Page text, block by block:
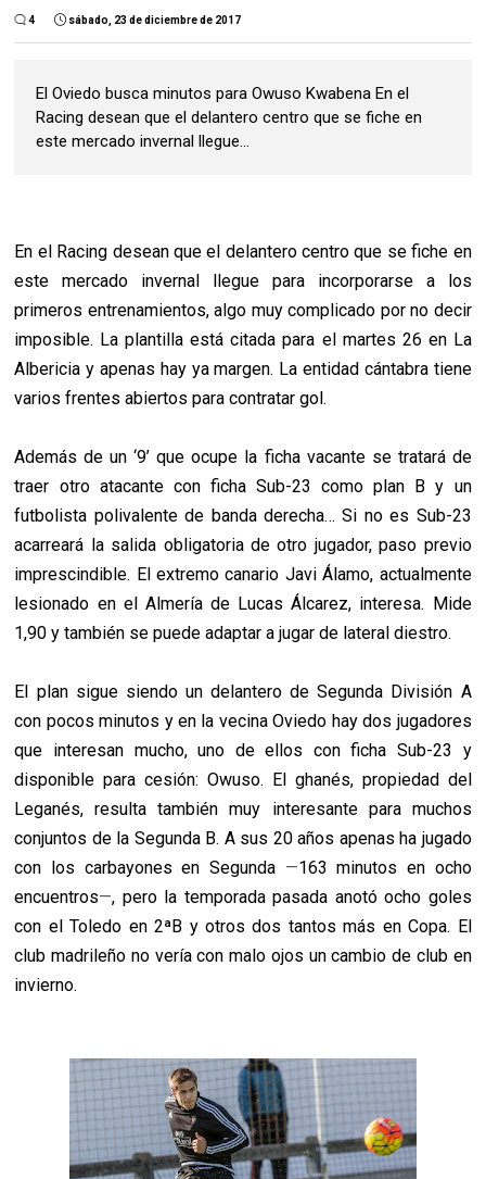
4 sábado, 23 de diciembre de 2017
El Oviedo busca minutos para Owuso Kwabena En el
Racing desean que el delantero centro que se fiche en
este mercado invernal llegue...
En el Racing desean que el delantero centro que se fiche en
este mercado invernal llegue para incorporarse a los
primeros entrenamientos, algo muy complicado por no decir
imposible. La plantilla está citada para el martes 26 en La
Albericia y apenas hay ya margen. La entidad cántabra tiene
varios frentes abiertos para contratar gol.
Además de un ‘9’ que ocupe la ficha vacante se tratará de
traer otro atacante con ficha Sub-23 como plan B y un
futbolista polivalente de banda derecha… Si no es Sub-23
acarreará la salida obligatoria de otro jugador, paso previo
imprescindible. El extremo canario Javi Álamo, actualmente
lesionado en el Almería de Lucas Álcarez, interesa. Mide
1,90 y también se puede adaptar a jugar de lateral diestro.
El plan sigue siendo un delantero de Segunda División A
con pocos minutos y en la vecina Oviedo hay dos jugadores
que interesan mucho, uno de ellos con ficha Sub-23 y
disponible para cesión: Owuso. El ghanés, propiedad del
Leganés, resulta también muy interesante para muchos
conjuntos de la Segunda B. A sus 20 años apenas ha jugado
con los carbayones en Segunda —163 minutos en ocho
encuentros—, pero la temporada pasada anotó ocho goles
con el Toledo en 2ªB y otros dos tantos más en Copa. El
club madrileño no vería con malo ojos un cambio de club en
invierno.